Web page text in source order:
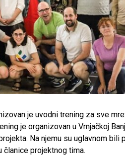
je uvodni trening za sve
je organizovan u Vrnjačkoj
Na njemu su uglavnom bili
projektnog tima.